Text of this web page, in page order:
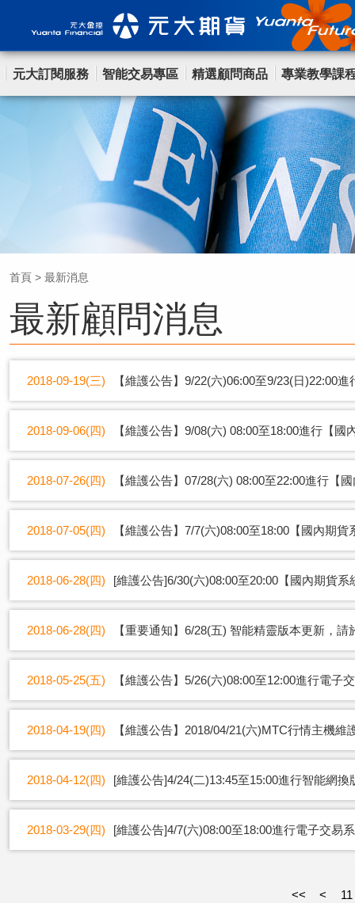
元大訂閱服務 智能交易專區 精選顧問商品 專業教學課
首頁 > 最新消息
最新顧問消息
2018-09-19(三) 【維護公告】9/22(六)06:00至9/23(日)22:00
2018-09-06(四) 【維護公告】9/08(六) 08:00至18:00進行【
2018-07-26(四) 【維護公告】07/28(六) 08:00至22:00進行【
2018-07-05(四) 【維護公告】7/7(六)08:00至18:00【國內期
2018-06-28(四) [維護公告]6/30(六)08:00至20:00【國內期貨
2018-06-28(四) 【重要通知】6/28(五) 智能精靈版本更新，
2018-05-25(五) 【維護公告】5/26(六)08:00至12:00進行電子
2018-04-19(四) 【維護公告】2018/04/21(六)MTC行情主機維
2018-04-12(四) [維護公告]4/24(二)13:45至15:00進行智能網換
2018-03-29(四) [維護公告]4/7(六)08:00至18:00進行電子交易
<< < 11